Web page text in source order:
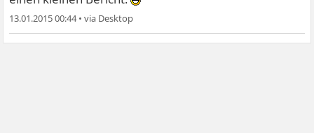
13.01.2015 00:44•